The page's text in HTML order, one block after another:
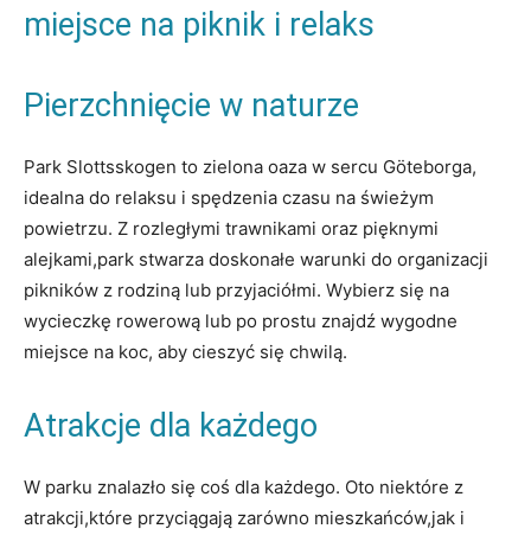
miejsce na piknik i relaks
Pierzchnięcie w naturze
Park Slottsskogen to zielona oaza w sercu Göteborga,
idealna do relaksu i spędzenia czasu na świeżym
powietrzu. Z rozległymi trawnikami oraz pięknymi
alejkami,park stwarza doskonałe warunki do organizacji
pikników z rodziną lub przyjaciółmi. Wybierz się na
wycieczkę rowerową lub po prostu znajdź wygodne
miejsce na koc, aby cieszyć się chwilą.
Atrakcje dla każdego
W parku znalazło się coś dla każdego. Oto niektóre z
atrakcji,które przyciągają zarówno mieszkańców,jak i